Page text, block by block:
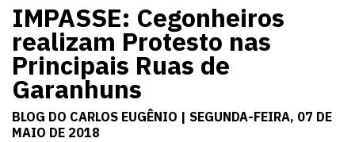
IMPASSE: Cegonheiros
realizam Protesto nas
Principais Ruas de
Garanhuns
BLOG DO CARLOS EUGÊNIO | SEGUNDA-FEIRA, 07 DE
MAIO DE 2018